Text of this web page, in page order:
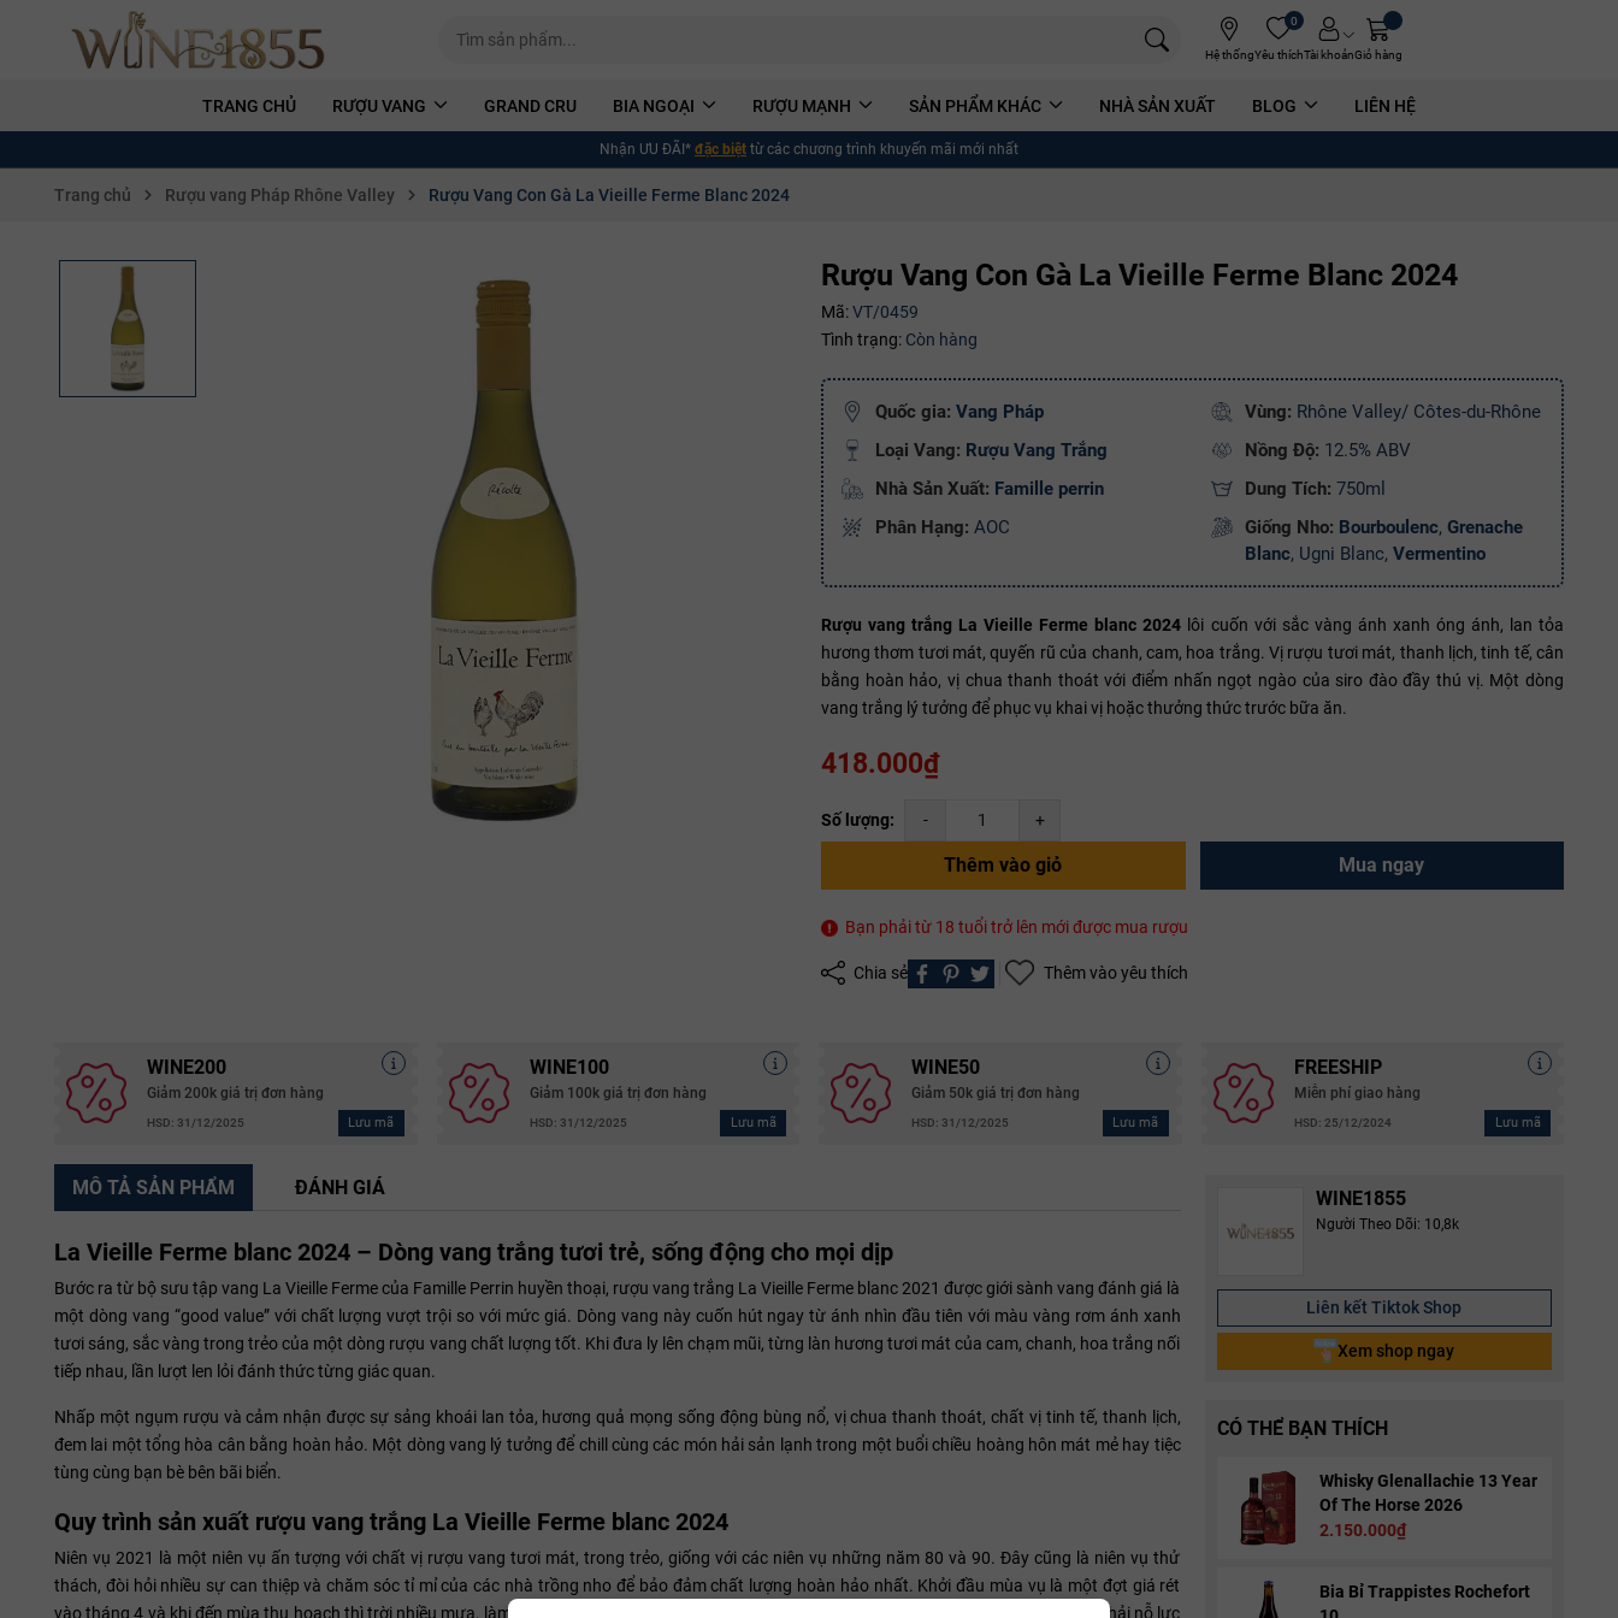
Hệ thống
0
Yêu thíchTài khoảnGiỏ hàng
TRANG CHỦ RƯỢU VANG GRAND CRU BIA NGOẠI RƯỢU MẠNH SẢN PHẨM KHÁC NHÀ SẢN XUẤT BLOG LIÊN HỆ
Nhận ƯU ĐÃI* đặc biệt từ các chương trình khuyến mãi mới nhất
Trang chủ Rượu vang Pháp Rhône Valley Rượu Vang Con Gà La Vieille Ferme Blanc 2024
Rượu Vang Con Gà La Vieille Ferme Blanc 2024
Mã:VT/0459
Tình trạng: Còn hàng
Quốc gia: Vang Pháp Vùng: Rhône Valley/ Côtes-du-Rhône
Loại Vang: Rượu Vang Trắng Nồng Độ: 12.5% ABV
Nhà Sản Xuất: Famille perrin Dung Tích: 750ml
Phân Hạng: AOC Giống Nho: Bourboulenc, Grenache
Blanc, Ugni Blanc, Vermentino
Rượu vang trắng La Vieille Ferme blanc 2024 lôi cuốn với sắc vàng ánh xanh óng ánh, lan tỏa
hương thơm tươi mát, quyến rũ của chanh, cam, hoa trắng. Vị rượu tươi mát, thanh lịch, tinh tế, cân
bằng hoàn hảo, vị chua thanh thoát với điểm nhấn ngọt ngào của siro đào đầy thú vị. Một dòng
vang trắng lý tưởng để phục vụ khai vị hoặc thưởng thức trước bữa ăn.
418.000₫
Số lượng: - +
Thêm vào giỏ Mua ngay
Bạn phải từ 18 tuổi trở lên mới được mua rượu
Chia sẻ Thêm vào yêu thích
WINE200
Giảm 200k giá trị đơn hàng
HSD: 31/12/2025 Lưu mã
WINE100
Giảm 100k giá trị đơn hàng
HSD: 31/12/2025 Lưu mã
WINE50
Giảm 50k giá trị đơn hàng
HSD: 31/12/2025 Lưu mã
FREESHIP
Miễn phí giao hàng
HSD: 25/12/2024 Lưu mã
Mã giảm giá:
Copy mã và nhập mã ở trang
WINE1855
Người Theo Dõi: 10,8k
Liên kết Tiktok Shop
Xem shop ngay
CÓ THỂ BẠN THÍCH
Whisky Glenallachie 13 Year
Of The Horse 2026
2.150.000₫
Bia Bỉ Trappistes Rochefort
MÔ TẢ SẢN PHẨM ĐÁNH GIÁ
La Vieille Ferme blanc 2024 – Dòng vang trắng tươi trẻ, sống động cho mọi dịp
Bước ra từ bộ sưu tập vang La Vieille Ferme của Famille Perrin huyền thoại, rượu vang trắng La Vieille Ferme blanc 2021 được giới sành vang đánh giá là
một dòng vang “good value” với chất lượng vượt trội so với mức giá. Dòng vang này cuốn hút ngay từ ánh nhìn đầu tiên với màu vàng rơm ánh xanh
tươi sáng, sắc vàng trong trẻo của một dòng rượu vang chất lượng tốt. Khi đưa ly lên chạm mũi, từng làn hương tươi mát của cam, chanh, hoa trắng nối
tiếp nhau, lần lượt len lỏi đánh thức từng giác quan.
Nhấp một ngụm rượu và cảm nhận được sự sảng khoái lan tỏa, hương quả mọng sống động bùng nổ, vị chua thanh thoát, chất vị tinh tế, thanh lịch,
đem lai một tổng hòa cân bằng hoàn hảo. Một dòng vang lý tưởng để chill cùng các món hải sản lạnh trong một buổi chiều hoàng hôn mát mẻ hay tiệc
tùng cùng bạn bè bên bãi biển.
Quy trình sản xuất rượu vang trắng La Vieille Ferme blanc 2024
Niên vụ 2021 là một niên vụ ấn tượng với chất vị rượu vang tươi mát, trong trẻo, giống với các niên vụ những năm 80 và 90. Đây cũng là niên vụ thử
thách, đòi hỏi nhiều sự can thiệp và chăm sóc tỉ mỉ của các nhà trồng nho để bảo đảm chất lượng hoàn hảo nhất. Khởi đầu mùa vụ là một đợt giá rét
vào tháng 4 và khi đến mùa thu hoạch thì trời nhiều mưa, làm cản trở quá trình thu hoạch. Vì vậy, đòi hỏi đội ngũ sản xuất của Famille Perrin phải nỗ lực